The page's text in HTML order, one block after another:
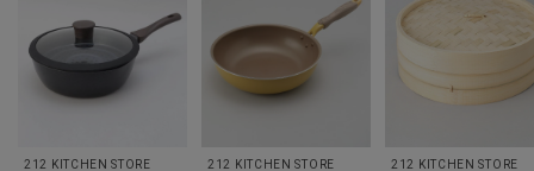
212 KITCHEN STORE
212 KITCHEN STORE
212 KITCHEN STORE